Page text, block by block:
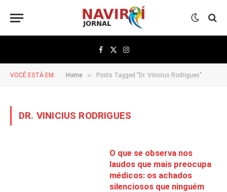
Facebook
X
(Twitter)
Instagram
VOCÊ ESTÁ EM: Home » Posts Tagged "Dr. Vinicius Rodrigues"
DR. VINICIUS RODRIGUES
O que se observa nos
laudos que mais preocupa
médicos: os achados
silenciosos que ninguém